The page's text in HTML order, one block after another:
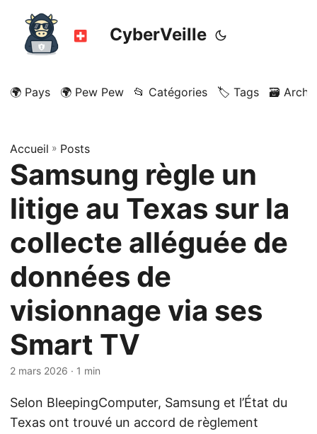
CyberVeille
🌍 Pays 🌍 Pew Pew 📂 Catégories 🏷️ Tags 🗃️
Accueil » Posts
Samsung règle un
litige au Texas sur la
collecte alléguée de
données de
visionnage via ses
Smart TV
2 mars 2026 · 1 min
Selon BleepingComputer, Samsung et l’État du
Texas ont trouvé un accord de règlement